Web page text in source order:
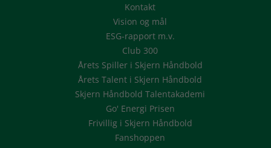
Kontakt
Vision og mål
ESG-rapport m.v.
Club 300
Årets Spiller i Skjern Håndbold
Årets Talent i Skjern Håndbold
Skjern Håndbold Talentakademi
Go' Energi Prisen
Frivillig i Skjern Håndbold
Fanshoppen